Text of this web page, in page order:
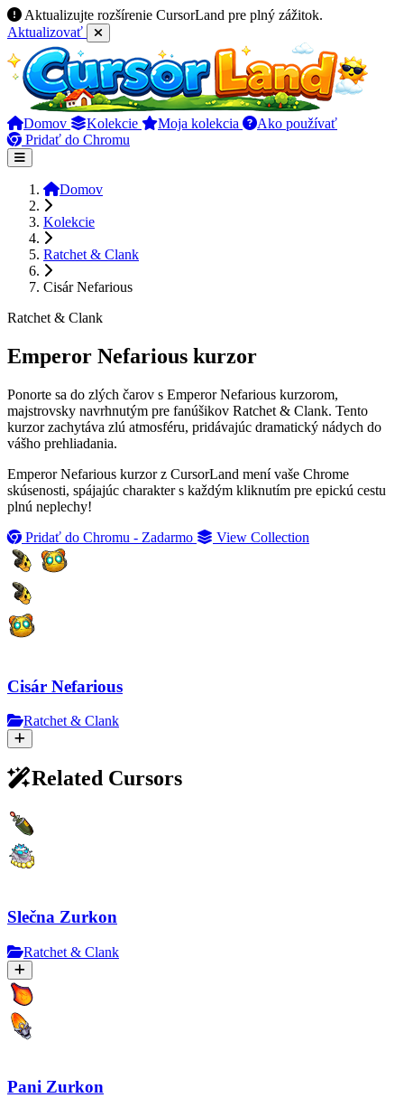
Aktualizujte rozšírenie CursorLand pre plný zážitok.
Aktualizovať
Domov Kolekcie Moja kolekcia
Ako používať
Pridať do Chromu
Domov
Kolekcie
Ratchet & Clank
Cisár Nefarious
Ratchet & Clank
Emperor Nefarious kurzor
Ponorte sa do zlých čarov s Emperor Nefarious kurzorom,
majstrovsky navrhnutým pre fanúšikov Ratchet & Clank. Tento
kurzor zachytáva zlú atmosféru, pridávajúc dramatický nádych do
vášho prehliadania.
Emperor Nefarious kurzor z CursorLand mení vaše Chrome
skúsenosti, spájajúc charakter s každým kliknutím pre epickú cestu
plnú neplechy!
Pridať do Chromu - Zadarmo
View Collection
Cisár Nefarious
Ratchet & Clank
Related Cursors
Slečna Zurkon
Ratchet & Clank
Pani Zurkon